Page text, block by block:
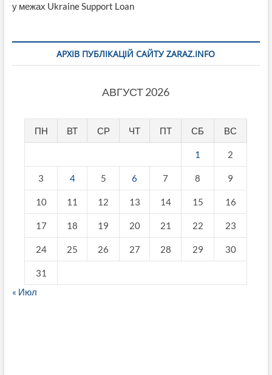
у межах Ukraine Support Loan
АРХІВ ПУБЛІКАЦІЙ САЙТУ ZARAZ.INFO
АВГУСТ 2026
ПН ВТ СР ЧТ ПТ СБ ВС
1 2
3 4 5 6 7 8 9
10 11 12 13 14 15 16
17 18 19 20 21 22 23
24 25 26 27 28 29 30
31
« Июл